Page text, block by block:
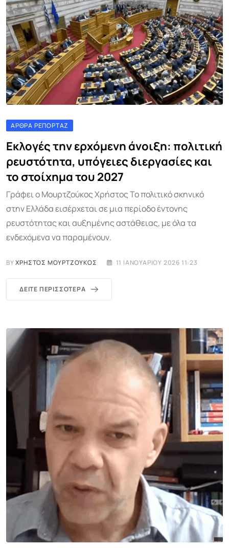
ΆΡΘΡΑ ΡΕΠΟΡΤΆΖ
Εκλογές την ερχόμενη άνοιξη: πολιτική
ρευστότητα, υπόγειες διεργασίες και
το στοίχημα του 2027
Γράφει ο Μουρτζούκος Χρήστος Το πολιτικό σκηνικό
στην Ελλάδα εισέρχεται σε μια περίοδο έντονης
ρευστότητας και αυξημένης αστάθειας, με όλα τα
ενδεχόμενα να παραμένουν.
BYΧΡΉΣΤΟΣ ΜΟΥΡΤΖΟΎΚΟΣ 11 ΙΑΝΟΥΑΡΊΟΥ 2026 11:23
ΔΕΊΤΕ ΠΕΡΙΣΣΌΤΕΡΑ